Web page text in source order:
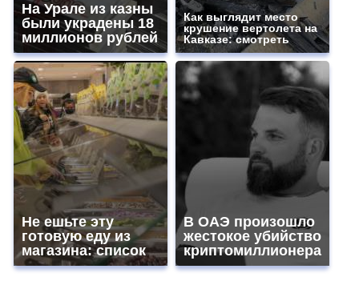
На Урале из казны
были украдены 18
миллионов рублей
Как выглядит место
крушение вертолета на
Кавказе: смотреть
Не ешьте эту
готовую еду из
магазина: список
В ОАЭ произошло
жестокое убийство
криптомиллионера